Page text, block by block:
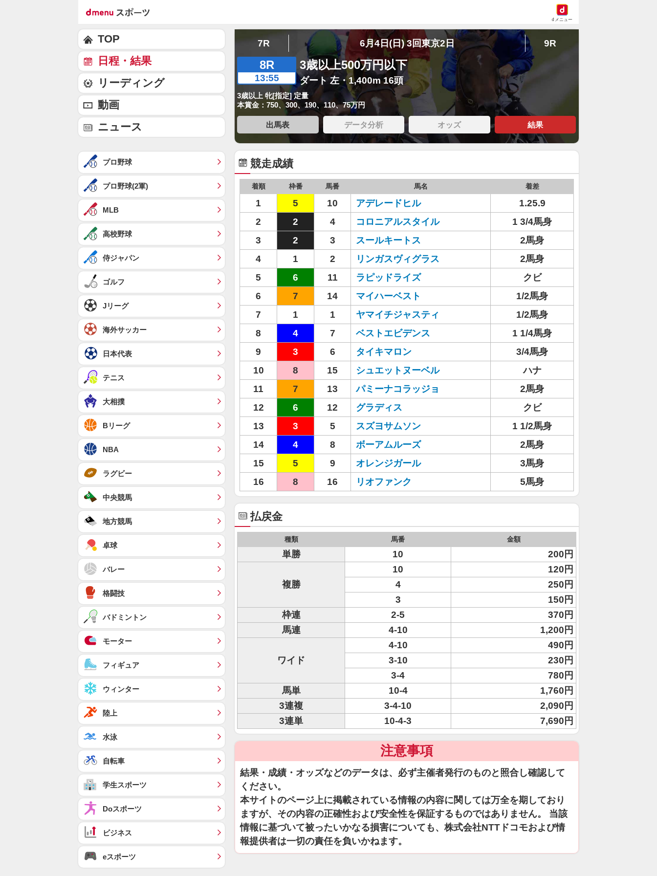
dメニュー
7R 6月4日(日) 3回東京2日 9R
8R
13:55
3歳以上500万円以下
ダート 左・1,400m 16頭
3歳以上 牝[指定] 定量
本賞金：750、300、190、110、75万円
出馬表 データ分析 オッズ 結果
競走成績
着順 枠番 馬番 馬名 着差
1 5 10 アデレードヒル
1.25.9
2
2 4 コロニアルスタイル
1 3/4馬身
3
2 3 スールキートス
2馬身
4
1 2 リンガスヴィグラス
2馬身
5
6 11 ラピッドライズ
クビ
6
7 14 マイハーベスト
1/2馬身
7
1 1 ヤマイチジャスティ
1/2馬身
8
4 7 ベストエビデンス
1 1/4馬身
9
3 6 タイキマロン
3/4馬身
10
8 15 シュエットヌーベル
ハナ
11
7 13 パミーナコラッジョ
2馬身
12
6 12 グラディス
クビ
13
3 5 スズヨサムソン
1 1/2馬身
14
4 8 ボーアムルーズ
2馬身
15
5 9 オレンジガール
3馬身
16
8 16 リオファンク 5馬身
払戻金
種類 馬番 金額
単勝 10 200円
複勝
10
120円
4
250円
3
150円
枠連
2-5
370円
馬連
4-10 1,200円
ワイド
4-10
490円
3-10
230円
3-4
780円
馬単
10-4
1,760円
3連複
3-4-10
2,090円
3連単
10-4-3 7,690円
注意事項
結果・成績・オッズなどのデータは、必ず主催者発行のものと照合し確認して
ください。
本サイトのページ上に掲載されている情報の内容に関しては万全を期しており
ますが、その内容の正確性および安全性を保証するものではありません。 当該
情報に基づいて被ったいかなる損害についても、株式会社NTTドコモおよび情
報提供者は一切の責任を負いかねます。
TOP
日程・結果
リーディング
動画
ニュース
プロ野球
プロ野球(2軍)
MLB
高校野球
侍ジャパン
ゴルフ
Jリーグ
海外サッカー
日本代表
テニス
大相撲
Bリーグ
NBA
ラグビー
中央競馬
地方競馬
卓球
バレー
格闘技
バドミントン
モーター
フィギュア
ウィンター
陸上
水泳
自転車
学生スポーツ
Doスポーツ
ビジネス
eスポーツ